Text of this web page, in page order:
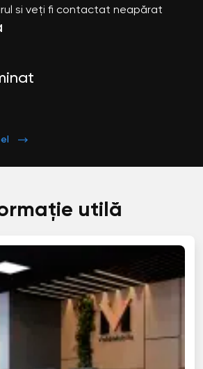
si veți fi contactat neapărat
utilă